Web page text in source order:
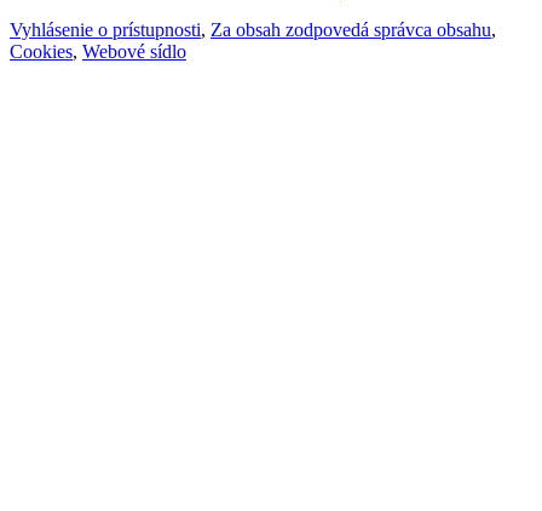
Vyhlásenie o prístupnosti, Za obsah zodpovedá správca obsahu,
Cookies, Webové sídlo